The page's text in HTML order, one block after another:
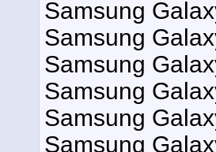
Samsung
Samsung
Samsung
Samsung
Samsung
Samsung